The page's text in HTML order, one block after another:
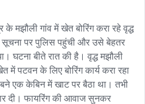
मझौली गांव में खेत बोरिंग करा रहे वृद्ध
सूचना पर पुलिस पहुंची और उसे बेहतर
घटना बीते रात की है। वृद्ध मझौली
में पटवन के लिए बोरिंग कार्य करा रहा
एक केबिन में खाट पर बैठा था। तभी
दी। फायरिंग की आवाज सुनकर